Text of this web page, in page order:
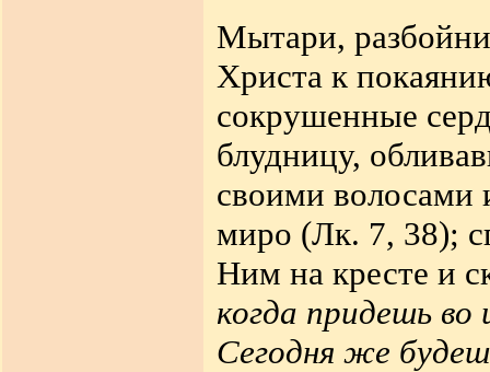
Мытари,
Христа к
сокрушенные
блудницу,
своими волосами
миро (Лк. 7, 38);
Ним на кресте и
когда придешь во
Сегодня же